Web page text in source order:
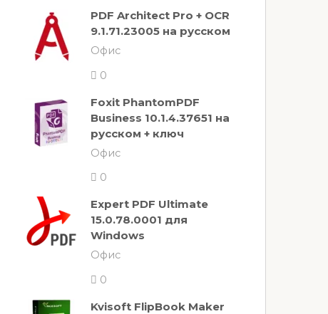
PDF Architect Pro + OCR
9.1.71.23005 на русском
Офис
0
Foxit PhantomPDF
Business 10.1.4.37651 на
русском + ключ
Офис
0
Expert PDF Ultimate
15.0.78.0001 для
Windows
Офис
0
Kvisoft FlipBook Maker